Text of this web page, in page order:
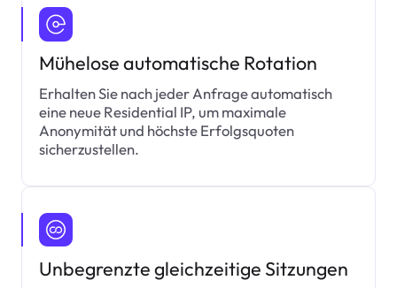
Mühelose automatische Rotation
Erhalten Sie nach jeder Anfrage automatisch
eine neue Residential IP, um maximale
Anonymität und höchste Erfolgsquoten
sicherzustellen.
Unbegrenzte gleichzeitige Sitzungen